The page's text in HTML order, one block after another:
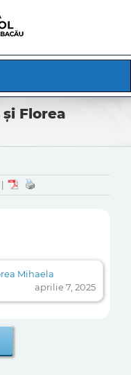
Florea
Mihaela
aprilie 7, 2025